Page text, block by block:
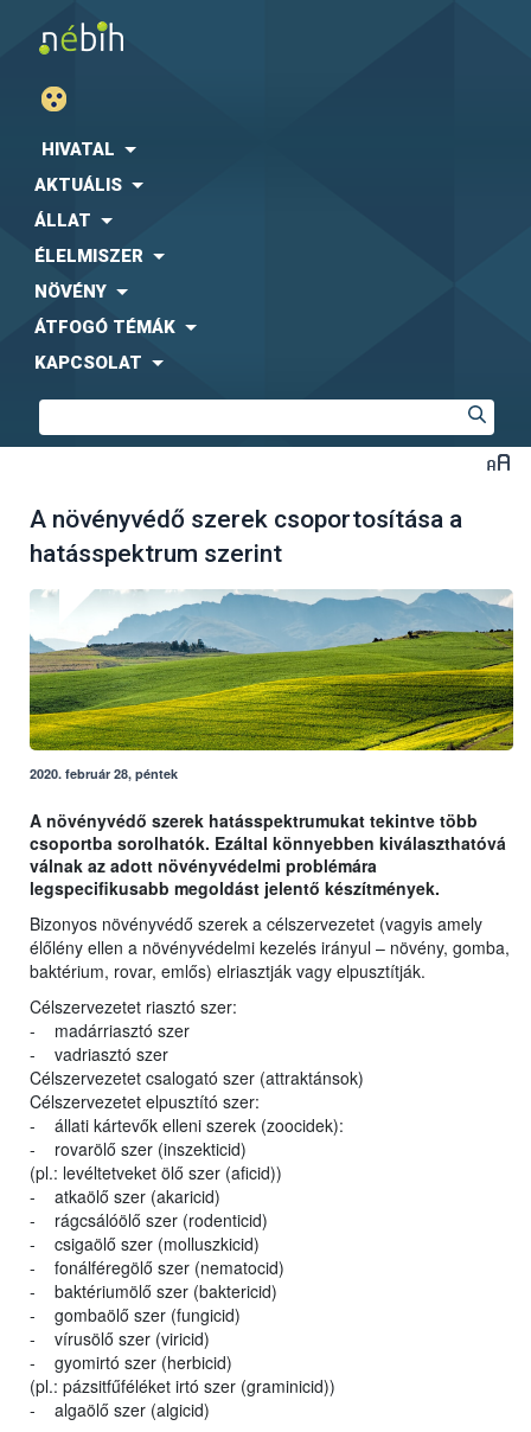
HIVATAL
AKTUÁLIS
ÁLLAT
ÉLELMISZER
NÖVÉNY
ÁTFOGÓ TÉMÁK
KAPCSOLAT
A növényvédő szerek csoportosítása a
hatásspektrum szerint
2020. február 28, péntek
A növényvédő szerek hatásspektrumukat tekintve több
csoportba sorolhatók. Ezáltal könnyebben kiválaszthatóvá
válnak az adott növényvédelmi problémára
legspecifikusabb megoldást jelentő készítmények.
Bizonyos növényvédő szerek a célszervezetet (vagyis amely
élőlény ellen a növényvédelmi kezelés irányul – növény, gomba,
baktérium, rovar, emlős) elriasztják vagy elpusztítják.
Célszervezetet riasztó szer:
- madárriasztó szer
- vadriasztó szer
Célszervezetet csalogató szer (attraktánsok)
Célszervezetet elpusztító szer:
- állati kártevők elleni szerek (zoocidek):
- rovarölő szer (inszekticid)
(pl.: levéltetveket ölő szer (aficid))
- atkaölő szer (akaricid)
- rágcsálóölő szer (rodenticid)
- csigaölő szer (molluszkicid)
- fonálféregölő szer (nematocid)
- baktériumölő szer (baktericid)
- gombaölő szer (fungicid)
- vírusölő szer (viricid)
- gyomirtó szer (herbicid)
(pl.: pázsitfűféléket irtó szer (graminicid))
- algaölő szer (algicid)